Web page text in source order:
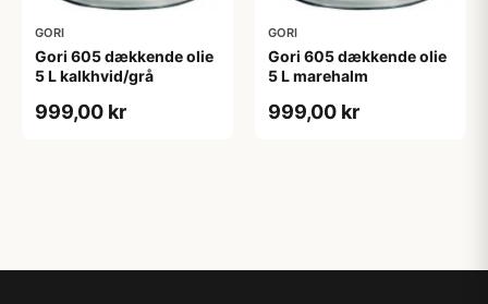
GORI
Gori 605 dækkende olie
5 L kalkhvid/grå
999,00 kr
GORI
Gori 605 dækkende olie
5 L marehalm
999,00 kr